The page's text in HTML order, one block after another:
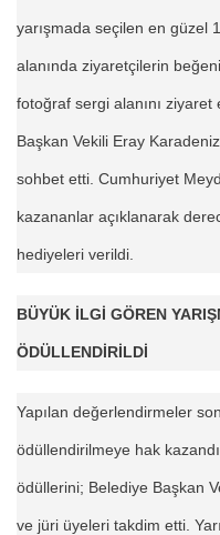
yarışmada seçilen en güzel
alanında ziyaretçilerin
fotoğraf sergi alanını
Başkan Vekili Eray
sohbet etti. Cumhuriyet
kazananlar açıklanarak
hediyeleri verildi.
BÜYÜK İLGİ GÖREN
ÖDÜLLENDİRİLDİ
Yapılan değerlendirmeler
ödüllendirilmeye hak
ödüllerini; Belediye Başkan
ve jüri üyeleri takdim etti.